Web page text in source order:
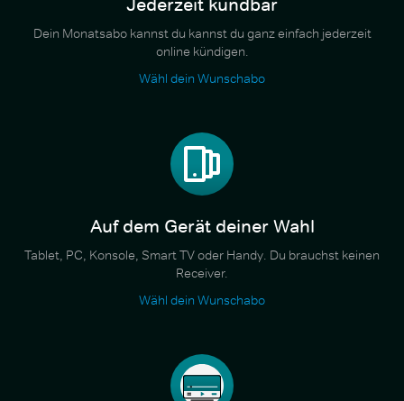
Dein Monatsabo kannst du kannst du ganz einfach jederzeit
online kündigen.
Wähl dein Wunschabo
Auf dem Gerät deiner Wahl
Tablet, PC, Konsole, Smart TV oder Handy. Du brauchst keinen
Receiver.
Wähl dein Wunschabo